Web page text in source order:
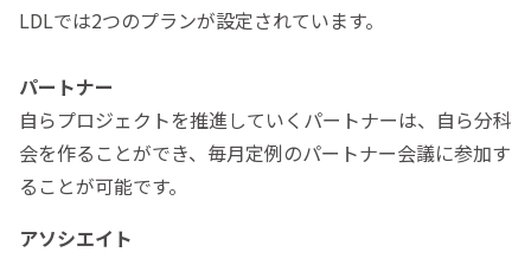
LDLでは2つのプランが設定されています。
パートナー
自らプロジェクトを推進していくパートナーは、自ら分科
会を作ることができ、毎月定例のパートナー会議に参加す
ることが可能です。
アソシエイト